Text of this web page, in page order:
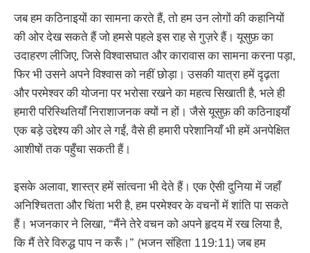
जब हम कठिनाइयों का सामना करते हैं, तो हम उन लोगों की कहानियों
की ओर देख सकते हैं जो हमसे पहले इस राह से गुज़रे हैं। यूसुफ़ का
उदाहरण लीजिए, जिसे विश्वासघात और कारावास का सामना करना पड़ा,
फिर भी उसने अपने विश्वास को नहीं छोड़ा। उसकी यात्रा हमें दृढ़ता
और परमेश्वर की योजना पर भरोसा रखने का महत्व सिखाती है, भले ही
हमारी परिस्थितियाँ निराशाजनक क्यों न हों। जैसे यूसुफ़ की कठिनाइयाँ
एक बड़े उद्देश्य की ओर ले गईं, वैसे ही हमारी परेशानियाँ भी हमें अनपेक्षित
आशीषों तक पहुँचा सकती हैं।
इसके अलावा, शास्त्र हमें सांत्वना भी देते हैं। एक ऐसी दुनिया में जहाँ
अनिश्चितता और चिंता भरी है, हम परमेश्वर के वचनों में शांति पा सकते
हैं। भजनकार ने लिखा, “मैंने तेरे वचन को अपने हृदय में रख लिया है,
कि मैं तेरे विरुद्ध पाप न करूँ।” (भजन संहिता 119:11) जब हम